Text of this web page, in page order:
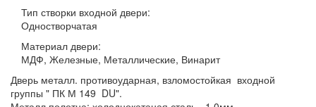
Тип створки входной двери:
Одностворчатая
Материал двери:
МДФ, Железные, Металлические, Винарит
Дверь металл. противоударная, взломостойкая входной
группы " ПК М 149 DU".